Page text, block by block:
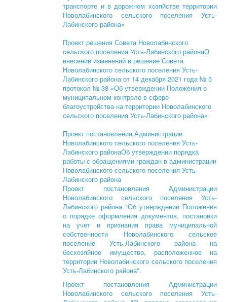
транспорте и в дорожном хозяйстве территории
Новолабинского сельского поселения Усть-
Лабинского района»
Проект решения Совета Новолабинского
сельского поселения Усть-Лабинского районаО
внесении изменений в решение Совета
Новолабинского сельского поселения Усть-
Лабинского района от 14 декабря 2021 года № 5
протокол № 38 «Об утверждении Положения о
муниципальном контроле в сфере
благоустройства на территории Новолабинского
сельского поселения Усть-Лабинского района»
Проект постановления Администрации
Новолабинского сельского поселения Усть-
Лабинского районаОб утверждении порядка
работы с обращениями граждан в администрации
Новолабинского сельского поселения Усть-
Лабинского района
Проект постановления Администрации
Новолабинского сельского поселения Усть-
Лабинского района "Об утверждении Положения
о порядке оформления документов, постановки
на учет и признания права муниципальной
собственности Новолабинского сельское
поселение Усть-Лабинского района на
бесхозяйное имущество, расположенное на
территории Новолабинского сельского поселения
Усть-Лабинского района".
Проект постановления Администрации
Новолабинского сельского поселения Усть-